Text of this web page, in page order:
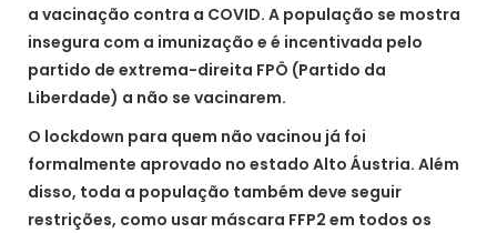
a vacinação contra a COVID. A população se mostra
insegura com a imunização e é incentivada pelo
partido de extrema-direita FPÖ (Partido da
Liberdade) a não se vacinarem.
O lockdown para quem não vacinou já foi
formalmente aprovado no estado Alto Áustria. Além
disso, toda a população também deve seguir
restrições, como usar máscara FFP2 em todos os